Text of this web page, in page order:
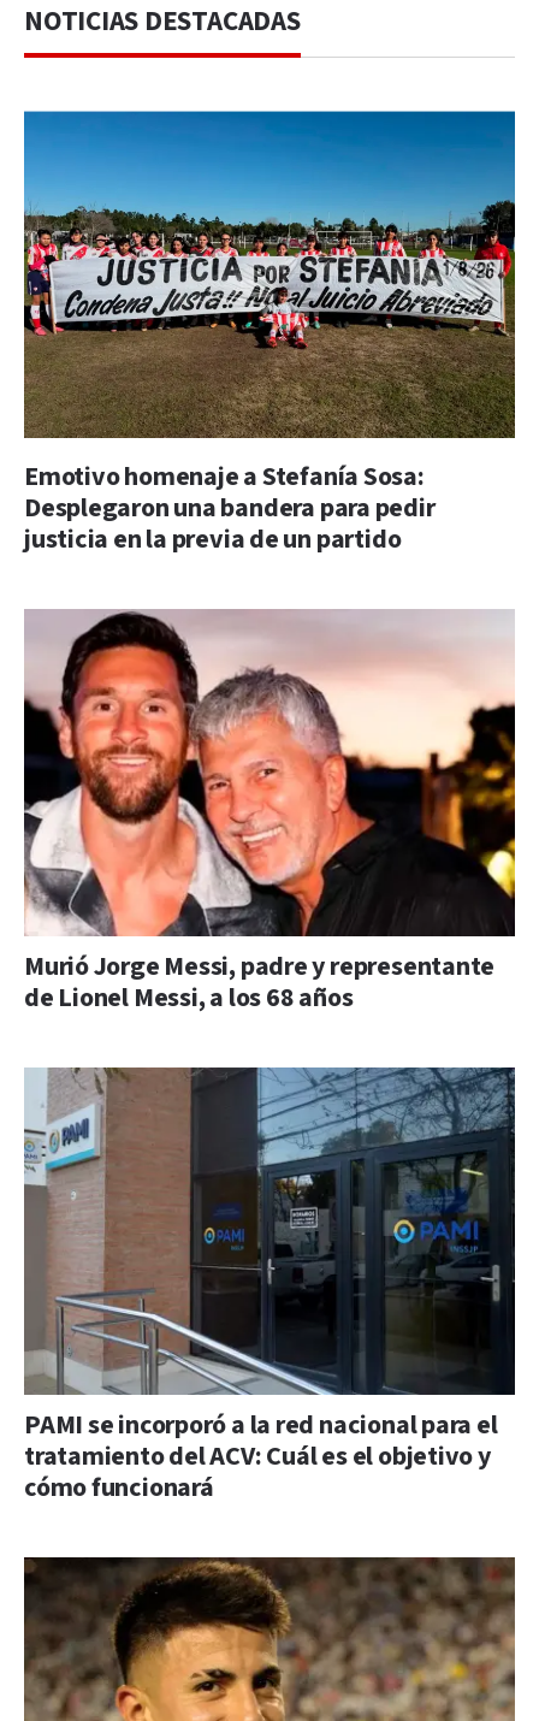
NOTICIAS DESTACADAS
Emotivo homenaje a Stefanía Sosa:
Desplegaron una bandera para pedir
justicia en la previa de un partido
Murió Jorge Messi, padre y representante
de Lionel Messi, a los 68 años
PAMI se incorporó a la red nacional para el
tratamiento del ACV: Cuál es el objetivo y
cómo funcionará